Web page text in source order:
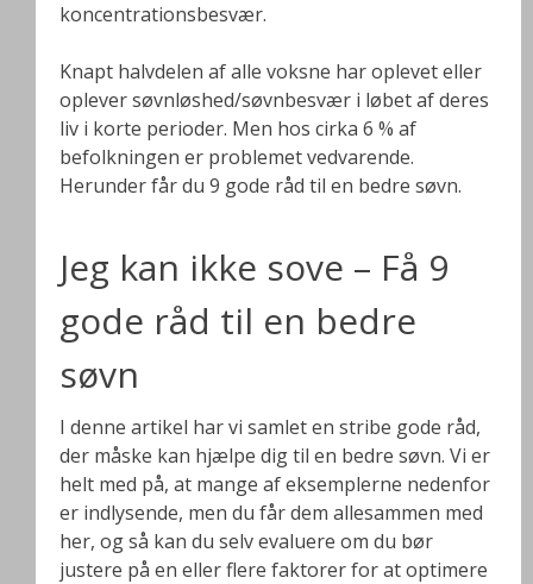
koncentrationsbesvær.
Knapt halvdelen af alle voksne har oplevet eller
oplever søvnløshed/søvnbesvær i løbet af deres
liv i korte perioder. Men hos cirka 6 % af
befolkningen er problemet vedvarende.
Herunder får du 9 gode råd til en bedre søvn.
Jeg kan ikke sove – Få 9
gode råd til en bedre
søvn
I denne artikel har vi samlet en stribe gode råd,
der måske kan hjælpe dig til en bedre søvn. Vi er
helt med på, at mange af eksemplerne nedenfor
er indlysende, men du får dem allesammen med
her, og så kan du selv evaluere om du bør
justere på en eller flere faktorer for at optimere